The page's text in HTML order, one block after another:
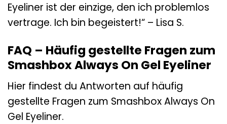
Eyeliner ist der einzige, den ich problemlos
vertrage. Ich bin begeistert!“ – Lisa S.
FAQ – Häufig gestellte Fragen zum
Smashbox Always On Gel Eyeliner
Hier findest du Antworten auf häufig
gestellte Fragen zum Smashbox Always On
Gel Eyeliner.